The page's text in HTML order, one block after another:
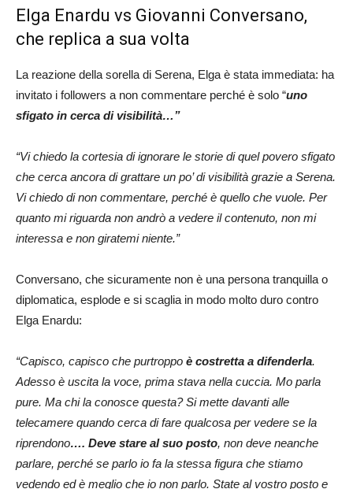
Elga Enardu vs Giovanni Conversano,
che replica a sua volta
La reazione della sorella di Serena, Elga è stata immediata: ha
invitato i followers a non commentare perché è solo “uno
sfigato in cerca di visibilità…”
“Vi chiedo la cortesia di ignorare le storie di quel povero sfigato
che cerca ancora di grattare un po’ di visibilità grazie a Serena.
Vi chiedo di non commentare, perché è quello che vuole. Per
quanto mi riguarda non andrò a vedere il contenuto, non mi
interessa e non giratemi niente.”
Conversano, che sicuramente non è una persona tranquilla o
diplomatica, esplode e si scaglia in modo molto duro contro
Elga Enardu:
“Capisco, capisco che purtroppo è costretta a difenderla.
Adesso è uscita la voce, prima stava nella cuccia. Mo parla
pure. Ma chi la conosce questa? Si mette davanti alle
telecamere quando cerca di fare qualcosa per vedere se la
riprendono…. Deve stare al suo posto, non deve neanche
parlare, perché se parlo io fa la stessa figura che stiamo
vedendo ed è meglio che io non parlo. State al vostro posto e